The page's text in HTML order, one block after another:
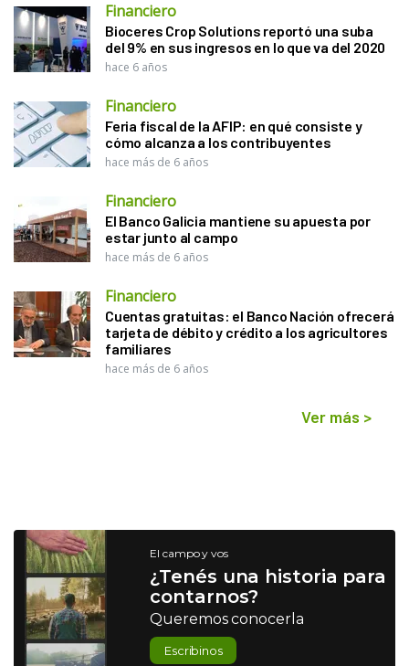
Financiero
Bioceres Crop Solutions reportó una suba
del 9% en sus ingresos en lo que va del 2020
hace 6 años
Financiero
Feria fiscal de la AFIP: en qué consiste y
cómo alcanza a los contribuyentes
hace más de 6 años
Financiero
El Banco Galicia mantiene su apuesta por
estar junto al campo
hace más de 6 años
Financiero
Cuentas gratuitas: el Banco Nación ofrecerá
tarjeta de débito y crédito a los agricultores
familiares
hace más de 6 años
Ver más >
El campo y vos
¿Tenés una historia para
contarnos?
Queremos conocerla
Escribinos